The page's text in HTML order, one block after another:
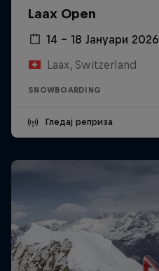
Laax Open
14 – 18 Јануари 2026
Laax, Switzerland
SNOWBOARDING
Гледај реприза